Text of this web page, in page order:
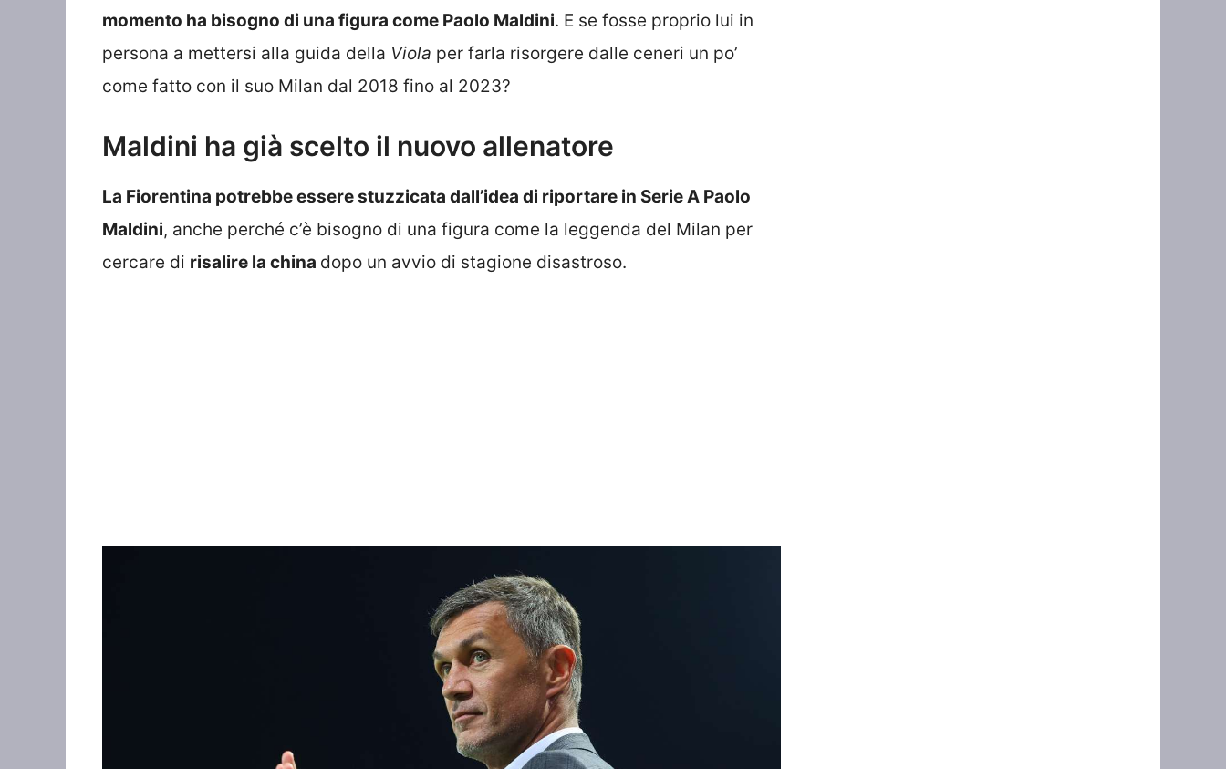
momento ha bisogno di una figura come Paolo Maldini. E se fosse proprio lui in
persona a mettersi alla guida della Viola per farla risorgere dalle ceneri un po’
come fatto con il suo Milan dal 2018 fino al 2023?
Maldini ha già scelto il nuovo allenatore
La Fiorentina potrebbe essere stuzzicata dall’idea di riportare in Serie A Paolo
Maldini, anche perché c’è bisogno di una figura come la leggenda del Milan per
cercare di risalire la china dopo un avvio di stagione disastroso.